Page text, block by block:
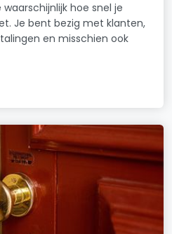
hoe snel je
Je bent bezig met klanten,
en misschien ook